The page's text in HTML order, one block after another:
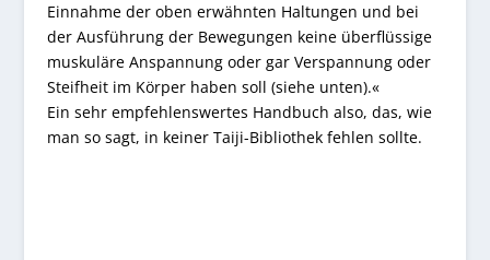
Einnahme der oben erwähnten Haltungen und bei
der Ausführung der Bewegungen keine überflüssige
muskuläre Anspannung oder gar Verspannung oder
Steifheit im Körper haben soll (siehe unten).«
Ein sehr empfehlenswertes Handbuch also, das, wie
man so sagt, in keiner Taiji-Bibliothek fehlen sollte.